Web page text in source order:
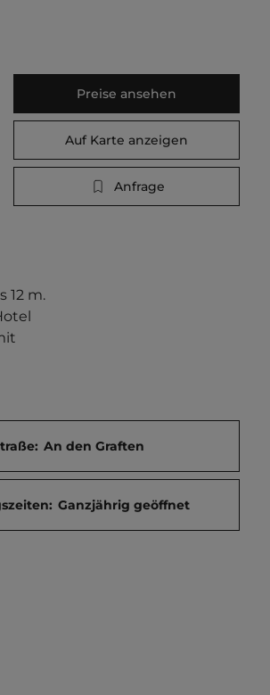
Preise ansehen
Auf Karte anzeigen
Anfrage
12 m.
An den Graften
Ganzjährig geöffnet